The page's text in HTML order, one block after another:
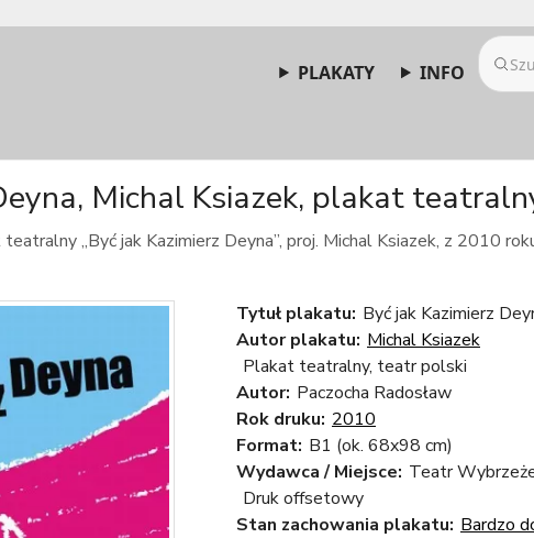
PLAKATY INFO
Michal Ksiazek, plakat
„Być jak Kazimierz Deyna”, proj. Michal Ksiazek, z 2010
Tytuł plakatu: Być jak Kazimierz
Autor plakatu: Michal Ksiazek
Plakat teatralny, teatr polski
Autor: Paczocha Radosław
Rok druku: 2010
Format: B1 (ok. 68x98 cm)
Wydawca / Miejsce: Teatr
Druk offsetowy
Stan zachowania plakatu: Bardzo